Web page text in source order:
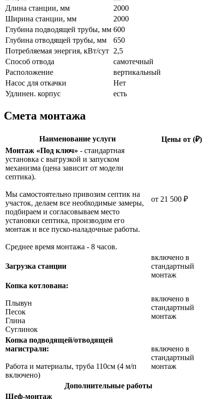
Длина станции, мм
2000
Ширина станции, мм
2000
Глубина подводящей трубы, мм 600
Глубина отводящей трубы, мм
650
Потребляемая энергия, кВт/сут 2,5
Способ отвода
самотечный
Расположение
вертикальный
Насос для откачки
Нет
Удлинен. корпус
есть
Смета монтажа
Наименование услуги
Цены от (₽)
Монтаж «Под ключ» - стандартная
установка с выгрузкой и запуском
механизма (цена зависит от модели
септика).
Мы самостоятельно привозим септик на
участок, делаем все необходимые замеры,
подбираем и согласовываем место
установки септика, производим его
монтаж и все пуско-наладочные работы.
Среднее время монтажа - 8 часов.
от 21 500 ₽
Загрузка станции
включено в
стандартный
монтаж
Копка котлована:
Плывун
Песок
Глина
Суглинок
включено в
стандартный
монтаж
Копка подводящей/отводящей
магистрали:
Работа и материалы, труба 110см (4 м/п
включено)
включено в
стандартный
монтаж
Дополнительные работы
Шеф-монтаж